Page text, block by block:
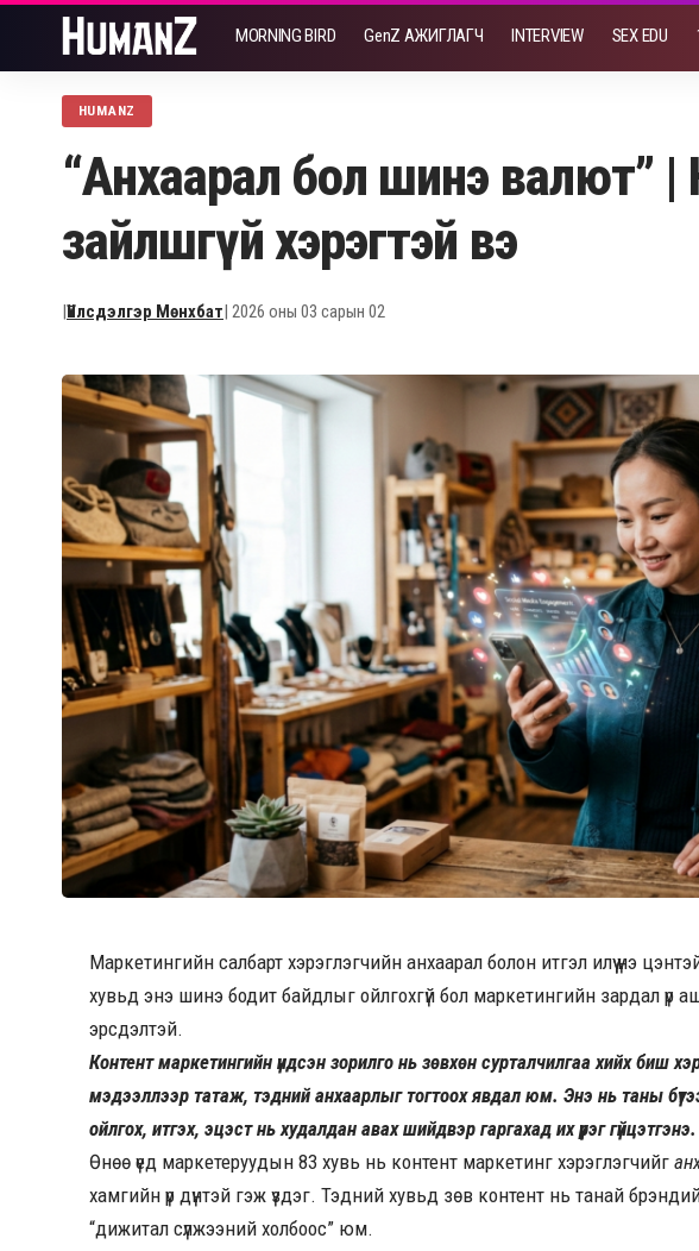
MORNING BIRD GenZ АЖИГЛАГЧ INTERVIEW SEX EDU
HUMANZ
“Анхаарал бол шинэ валют” |
зайлшгүй хэрэгтэй вэ
|Үйлсдэлгэр Мөнхбат| 2026 оны 03 сарын 02
Маркетингийн салбарт хэрэглэгчийн анхаарал болон итгэл илүү үнэ
хувьд энэ шинэ бодит байдлыг ойлгохгүй бол маркетингийн зардал үр
эрсдэлтэй.
Контент маркетингийн үндсэн зорилго нь зөвхөн сурталчилгаа хийх биш
мэдээллээр татаж, тэдний анхаарлыг тогтоох явдал юм. Энэ нь таны
ойлгох, итгэх, эцэст нь худалдан авах шийдвэр гаргахад их үүрэг гүйцэтгэнэ.
Өнөө үед маркетеруудын 83 хувь нь контент маркетинг хэрэглэгчийг
хамгийн үр дүнтэй гэж үздэг. Тэдний хувьд зөв контент нь танай
“дижитал сүлжээний холбоос” юм.